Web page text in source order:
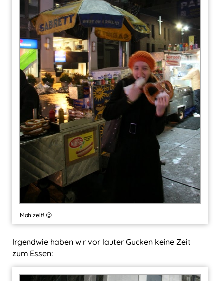
Mahlzeit! 😉
Irgendwie haben wir vor lauter Gucken keine Zeit
zum Essen: